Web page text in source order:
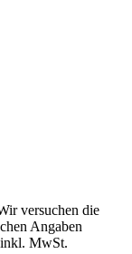
versuchen die
Angaben
MwSt.